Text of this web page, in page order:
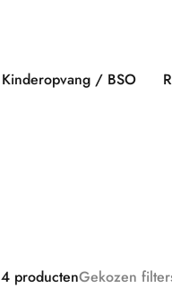
Kinderopvang / BSO
4productenGekozen